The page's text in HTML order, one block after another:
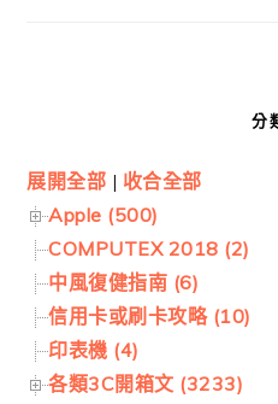
分
展開全部 | 收合全部
Apple (500)
COMPUTEX 2018 (2)
中風復健指南 (6)
信用卡或刷卡攻略 (10)
印表機 (4)
各類3C開箱文 (3233)